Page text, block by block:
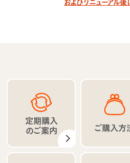
定期購入
のご案内 ご購入方